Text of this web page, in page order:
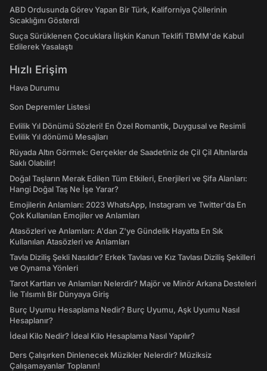
ABD Ordusunda Görev Yapan Bir Türk, Kaliforniya Çöllerinin
Sıcaklığını Gösterdi
Suça Sürüklenen Çocuklara İlişkin Kanun Teklifi TBMM'de Kabul
Edilerek Yasalaştı
Hızlı Erişim
Hava Durumu
Son Depremler Listesi
Evlilik Yıl Dönümü Sözleri! En Özel Romantik, Duygusal ve Resimli
Evlilik Yıl dönümü Mesajları
Rüyada Altın Görmek: Gerçekler de Saadetiniz de Çil Çil Altınlarda
Saklı Olabilir!
Doğal Taşların Merak Edilen Tüm Etkileri, Enerjileri ve Şifa Alanları:
Hangi Doğal Taş Ne İşe Yarar?
Emojilerin Anlamları: 2023 WhatsApp, Instagram ve Twitter'da En
Çok Kullanılan Emojiler ve Anlamları
Atasözleri ve Anlamları: A'dan Z'ye Gündelik Hayatta En Sık
Kullanılan Atasözleri ve Anlamları
Tavla Diziliş Şekli Nasıldır? Erkek Tavlası ve Kız Tavlası Diziliş Şekilleri
ve Oynama Yönleri
Tarot Kartları ve Anlamları Nelerdir? Majör ve Minör Arkana Desteleri
İle Tılsımlı Bir Dünyaya Giriş
Burç Uyumu Hesaplama Nedir? Burç Uyumu, Aşk Uyumu Nasıl
Hesaplanır?
İdeal Kilo Nedir? İdeal Kilo Hesaplama Nasıl Yapılır?
Ders Çalışırken Dinlenecek Müzikler Nelerdir? Müziksiz
Çalışamayanlar Toplanın!